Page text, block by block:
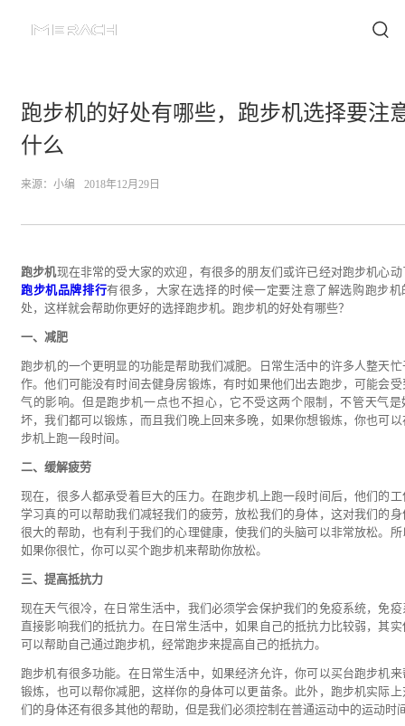
跑步机的好处有哪些，跑步机选择要注
什么
来源： 小编 2018年12月29日
跑步机现在非常的受大家的欢迎，有很多的朋友们或许已经对跑步机心动
跑步机品牌排行有很多，大家在选择的时候一定要注意了解选购跑步机
处，这样就会帮助你更好的选择跑步机。跑步机的好处有哪些？
一、减肥
跑步机的一个更明显的功能是帮助我们减肥。日常生活中的许多人整天忙
作。他们可能没有时间去健身房锻炼，有时如果他们出去跑步，可能会受
气的影响。但是跑步机一点也不担心，它不受这两个限制，不管天气是
坏，我们都可以锻炼，而且我们晚上回来多晚，如果你想锻炼，你也可以
步机上跑一段时间。
二、缓解疲劳
现在，很多人都承受着巨大的压力。在跑步机上跑一段时间后，他们的工
学习真的可以帮助我们减轻我们的疲劳，放松我们的身体，这对我们的身
很大的帮助，也有利于我们的心理健康，使我们的头脑可以非常放松。所
如果你很忙，你可以买个跑步机来帮助你放松。
三、提高抵抗力
现在天气很冷，在日常生活中，我们必须学会保护我们的免疫系统，免疫
直接影响我们的抵抗力。在日常生活中，如果自己的抵抗力比较弱，其实
可以帮助自己通过跑步机，经常跑步来提高自己的抵抗力。
跑步机有很多功能。在日常生活中，如果经济允许，你可以买台跑步机来
锻炼，也可以帮你减肥，这样你的身体可以更苗条。此外，跑步机实际上
们的身体还有很多其他的帮助，但是我们必须控制在普通运动中的运动时